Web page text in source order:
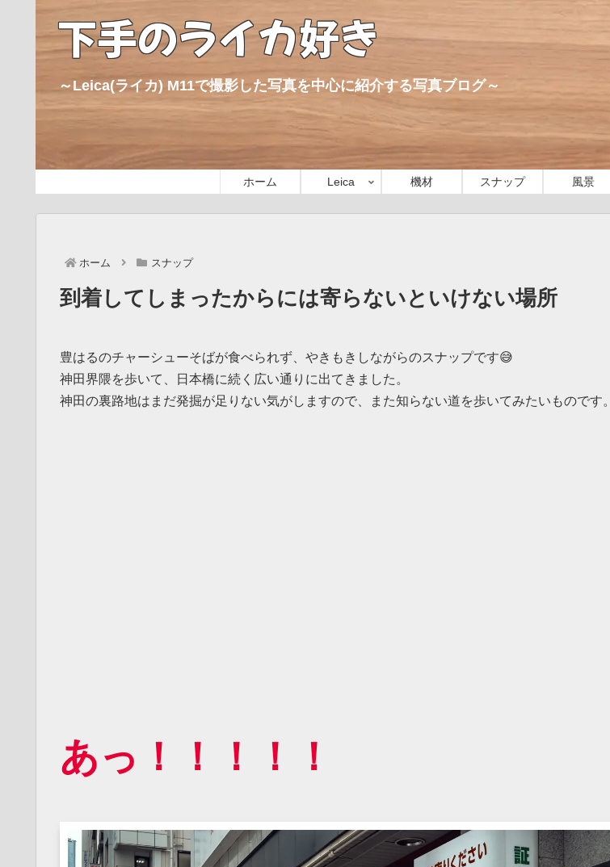
下手のライカ好き
～Leica(ライカ) M11で撮影した写真を中心に紹介する写真ブログ～
ホーム Leica 機材 スナップ 風景
ホーム スナップ
到着してしまったからには寄らないといけない場所
豊はるのチャーシューそばが食べられず、やきもきしながらのスナップです😅
神田界隈を歩いて、日本橋に続く広い通りに出てきました。
神田の裏路地はまだ発掘が足りない気がしますので、また知らない道を歩いてみたいものです。
あっ！！！！！